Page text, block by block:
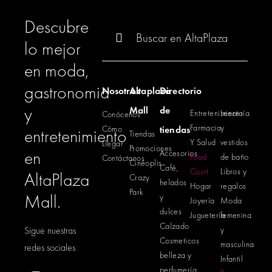
Descubre
lo mejor
en moda,
gastronomia
y
entretenimiento
en
AltaPlaza
Mall.
Sigue nuestras
redes sociales
Nosotros
Conócenos
Cómo
Llegar
Contáctanos
Altaplaza
Mall
Tiendas
Promociones
Cinéoplis
Crazy
Park
Directorio
de
tiendas
Accesorios
Café,
helados
y
dulces
Calzado
Cosmeticos
belleza y
perfumería
Entretenimiento
Farmacia
Y Salud
Food
Court
Hogar
Joyería
Juguetería
Lencería
y
vestidos
de baño
Libros y
regalos
Moda
femenina
y
masculina
Infantil